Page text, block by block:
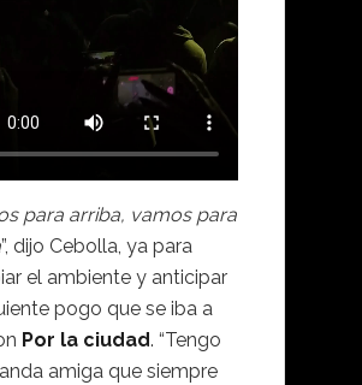
para arriba, vamos para
”, dijo Cebolla, ya para
el ambiente y anticipar
pogo que se iba a
Por la ciudad. “Tengo
amiga que siempre